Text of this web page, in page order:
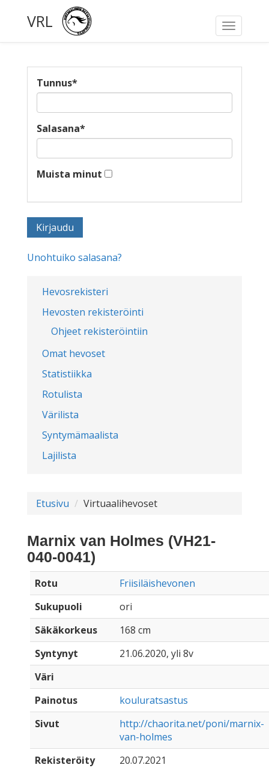
Toggle
VRL
Hevosrekisteri
Hevosten rekisteröinti
Ohjeet rekisteröintiin
Omat hevoset
Statistiikka
Rotulista
Värilista
Syntymämaalista
Lajilista
Tunnus*
Salasana*
Muista minut
Unohtuiko salasana?
Etusivu Virtuaalihevoset
Marnix van Holmes (VH21-
040-0041)
Rotu
Friisiläishevonen
Sukupuoli
ori
Säkäkorkeus
168 cm
Syntynyt
21.06.2020, yli 8v
Väri
Painotus
kouluratsastus
Sivut
http://chaorita.net/poni/marnix-
van-holmes
Rekisteröity
20.07.2021